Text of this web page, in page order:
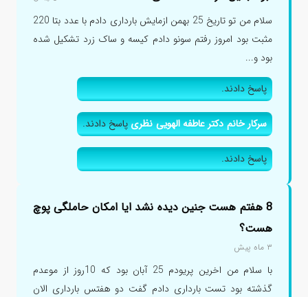
سلام من تو تاریخ 25 بهمن ازمایش بارداری دادم با عدد بتا 220
مثبت بود امروز رفتم سونو دادم کیسه و ساک زرد تشکیل شده
بود و...
پاسخ دادند.
سرکار خانم دکتر عاطفه الهویی نظریپاسخ دادند.
پاسخ دادند.
8 هفتم هست جنین دیده نشد ایا امکان حاملگی پوچ
هست؟
۳ ماه پیش
با سلام من اخرین پریودم 25 آبان بود که 10روز از موعدم
گذشته بود تست بارداری دادم گفت دو هفتس بارداری الان